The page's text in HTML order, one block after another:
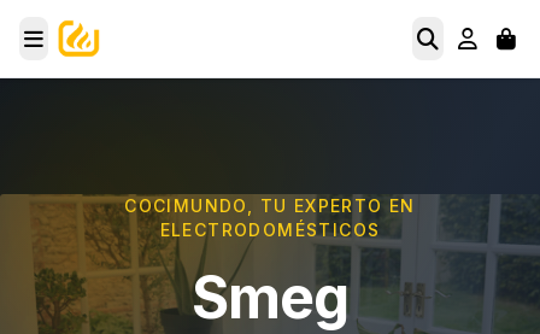
COCIMUNDO, TU EXPERTO EN
ELECTRODOMÉSTICOS
Smeg